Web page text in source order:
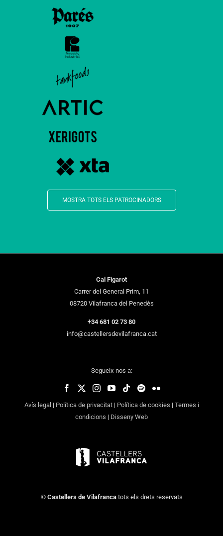
MOSTRA TOTS ELS PATROCINADORS
Cal Figarot
Carrer del General Prim, 11
08720 Vilafranca del Penedès
+34 681 02 73 80
info@castellersdevilafranca.cat
Segueix-nos a:
Avís legal | Política de privacitat| Política de cookies | Termes i
condicions | Disseny Web
© Castellers de Vilafrancatots els drets reservats